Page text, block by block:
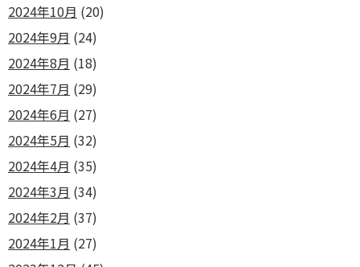
2024年10月 (20)
2024年9月 (24)
2024年8月 (18)
2024年7月 (29)
2024年6月 (27)
2024年5月 (32)
2024年4月 (35)
2024年3月 (34)
2024年2月 (37)
2024年1月 (27)